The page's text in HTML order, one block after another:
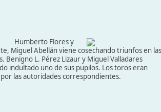
Humberto Flores y
Miguel Abellán viene cosechando triunfos en las
Benigno L. Pérez Lizaur y Miguel Valladares
indultado uno de sus pupilos. Los toros eran
las autoridades correspondientes.